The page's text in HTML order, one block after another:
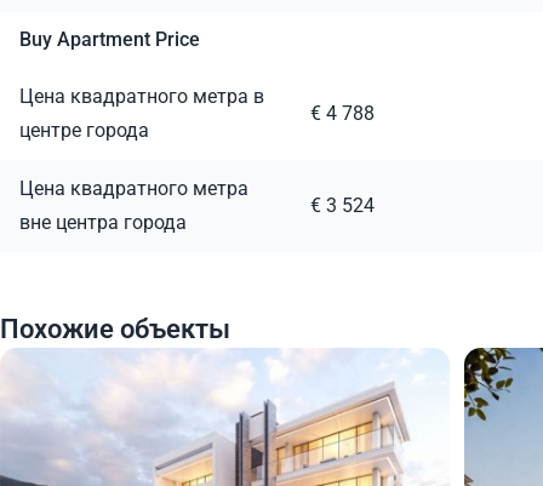
Buy Apartment Price
Цена квадратного метра в
центре города
€ 4 788
Цена квадратного метра
вне центра города
€ 3 524
Похожие объекты